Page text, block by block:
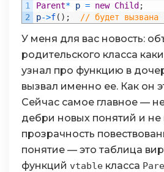
1
2
Parent* p = new Child ;
p->f( ) ; // будет
У меня для вас новость:
родительского класса
узнал про функцию в
вызвал именно ее. Как он
Сейчас самое главное —
дебри новых понятий и не
прозрачность
понятие — это таблица
функций vtable класса